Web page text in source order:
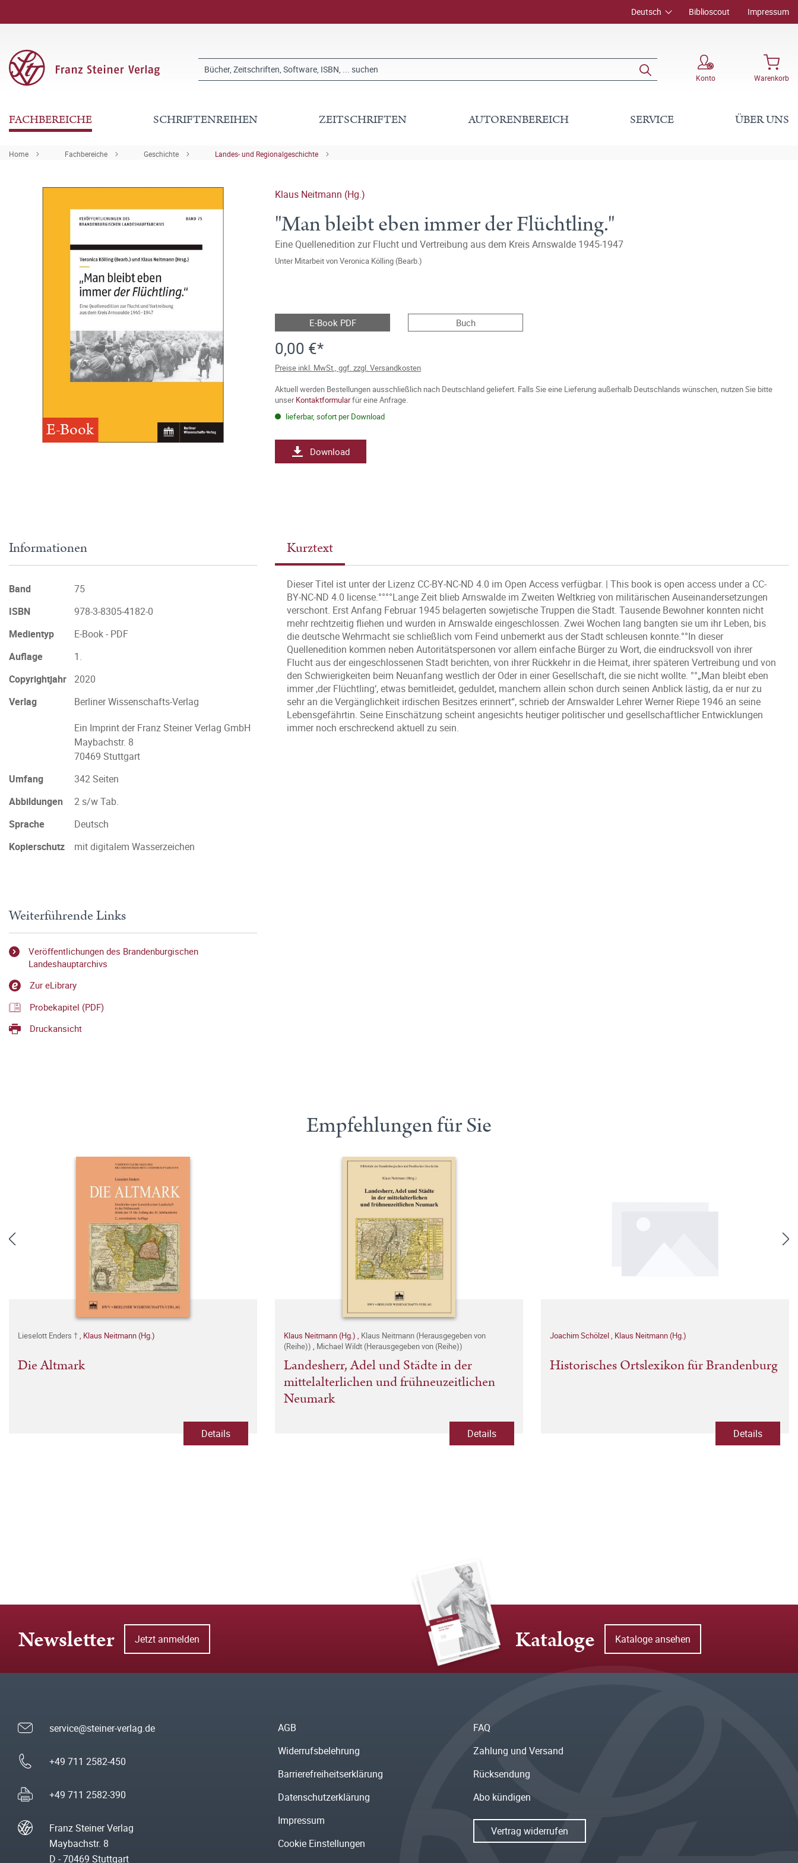
Deutsch Biblioscout Impressum
Konto Warenkorb
FACHBEREICHE SCHRIFTENREIHEN ZEITSCHRIFTEN AUTORENBEREICH SERVICE ÜBER UNS
Home Fachbereiche Geschichte Landes- und Regionalgeschichte
E-Book
Klaus Neitmann (Hg.)
"Man bleibt eben immer der Flüchtling."
Eine Quellenedition zur Flucht und Vertreibung aus dem Kreis Arnswalde 1945-1947
Unter Mitarbeit vonVeronica Kölling (Bearb.)
E-Book PDF Buch
0,00 €*
Preise inkl. MwSt., ggf. zzgl. Versandkosten
Aktuell werden Bestellungen ausschließlich nach Deutschland geliefert. Falls Sie eine Lieferung außerhalb Deutschlands wünschen, nutzen Sie bitte
unserKontaktformularfür eine Anfrage.
lieferbar, sofort per Download
Download
Kurztext
Dieser Titel ist unter der Lizenz CC-BY-NC-ND 4.0 im Open Access verfügbar. | This book is open access under a CC-
BY-NC-ND 4.0 license.°°°°Lange Zeit blieb Arnswalde im Zweiten Weltkrieg von militärischen Auseinandersetzungen
verschont. Erst Anfang Februar 1945 belagerten sowjetische Truppen die Stadt. Tausende Bewohner konnten nicht
mehr rechtzeitig fliehen und wurden in Arnswalde eingeschlossen. Zwei Wochen lang bangten sie um ihr Leben, bis
die deutsche Wehrmacht sie schließlich vom Feind unbemerkt aus der Stadt schleusen konnte.°°In dieser
Quellenedition kommen neben Autoritätspersonen vor allem einfache Bürger zu Wort, die eindrucksvoll von ihrer
Flucht aus der eingeschlossenen Stadt berichten, von ihrer Rückkehr in die Heimat, ihrer späteren Vertreibung und von
den Schwierigkeiten beim Neuanfang westlich der Oder in einer Gesellschaft, die sie nicht wollte. °°„Man bleibt eben
immer ‚der Flüchtling‘, etwas bemitleidet, geduldet, manchem allein schon durch seinen Anblick lästig, da er nur zu
sehr an die Vergänglichkeit irdischen Besitzes erinnert“, schrieb der Arnswalder Lehrer Werner Riepe 1946 an seine
Lebensgefährtin. Seine Einschätzung scheint angesichts heutiger politischer und gesellschaftlicher Entwicklungen
immer noch erschreckend aktuell zu sein.
Informationen
Band
75
ISBN
978-3-8305-4182-0
Medientyp
E-Book - PDF
Auflage
1.
Copyrightjahr 2020
Verlag
Berliner Wissenschafts-Verlag
Ein Imprint der Franz Steiner Verlag GmbH
Maybachstr. 8
70469 Stuttgart
Umfang
342 Seiten
Abbildungen
2 s/w Tab.
Sprache
Deutsch
Kopierschutz
mit digitalem Wasserzeichen
Weiterführende Links
Veröffentlichungen des Brandenburgischen
Landeshauptarchivs
Zur eLibrary
Probekapitel (PDF)
Druckansicht
Empfehlungen für Sie
Lieselott Enders †, Klaus Neitmann (Hg.)
Die Altmark
Details
Klaus Neitmann (Hg.) , Klaus Neitmann (Herausgegeben von
(Reihe)) , Michael Wildt (Herausgegeben von (Reihe))
Landesherr, Adel und Städte in der
mittelalterlichen und frühneuzeitlichen
Neumark
Details
Joachim Schölzel, Klaus Neitmann (Hg.)
Historisches Ortslexikon für Brandenburg
Details
Newsletter Jetzt anmelden Kataloge Kataloge ansehen
service@steiner-verlag.de
+49 711 2582-450
+49 711 2582-390
Franz Steiner Verlag
Maybachstr. 8
D - 70469 Stuttgart
AGB
Widerrufsbelehrung
Barrierefreiheitserklärung
Datenschutzerklärung
Impressum
Cookie Einstellungen
FAQ
Zahlung und Versand
Rücksendung
Abo kündigen
Vertrag widerrufen